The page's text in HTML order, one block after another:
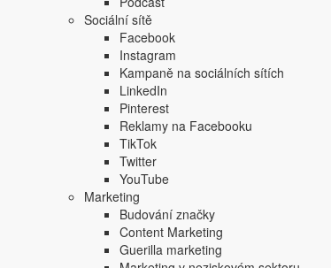
Sociální sítě
Facebook
Instagram
Kampaně na sociálních sítích
LinkedIn
Pinterest
Reklamy na Facebooku
TikTok
Twitter
YouTube
Marketing
Budování značky
Content Marketing
Guerilla marketing